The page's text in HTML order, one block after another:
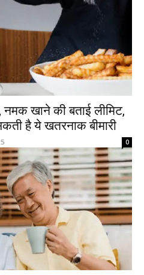
खाने की बताई लीमिट,
है ये खतरनाक बीमारी
0